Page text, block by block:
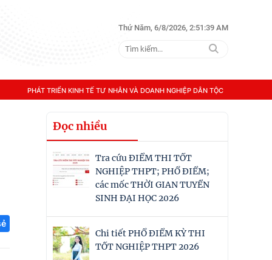
Thứ Năm, 6/8/2026, 2:51:40 AM
PHÁT TRIỂN KINH TẾ TƯ NHÂN VÀ DOANH NGHIỆP DÂN TỘC
Đọc nhiều
Tra cứu ĐIỂM THI TỐT
NGHIỆP THPT; PHỔ ĐIỂM;
các mốc THỜI GIAN TUYỂN
SINH ĐẠI HỌC 2026
Chi tiết PHỔ ĐIỂM KỲ THI
TỐT NGHIỆP THPT 2026